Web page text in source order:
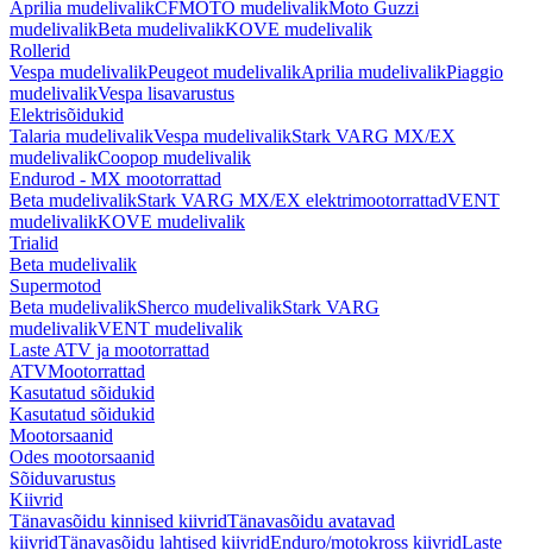
Aprilia mudelivalikCFMOTO mudelivalikMoto Guzzi
mudelivalikBeta mudelivalikKOVE mudelivalik
Rollerid
Vespa mudelivalikPeugeot mudelivalikAprilia mudelivalikPiaggio
mudelivalikVespa lisavarustus
Elektrisõidukid
Talaria mudelivalikVespa mudelivalikStark VARG MX/EX
mudelivalikCoopop mudelivalik
Endurod - MX mootorrattad
Beta mudelivalikStark VARG MX/EX elektrimootorrattadVENT
mudelivalikKOVE mudelivalik
Trialid
Beta mudelivalik
Supermotod
Beta mudelivalikSherco mudelivalikStark VARG
mudelivalikVENT mudelivalik
Laste ATV ja mootorrattad
ATVMootorrattad
Kasutatud sõidukid
Kasutatud sõidukid
Mootorsaanid
Odes mootorsaanid
Sõiduvarustus
Kiivrid
Tänavasõidu kinnised kiivridTänavasõidu avatavad
kiivridTänavasõidu lahtised kiivridEnduro/motokross kiivridLaste